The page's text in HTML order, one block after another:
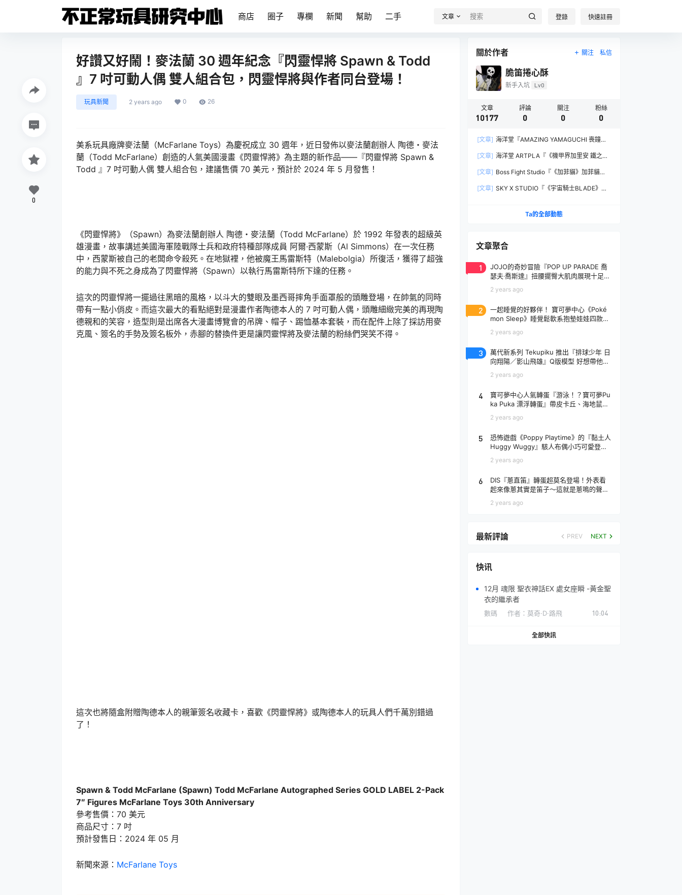
商店 圈子 專欄 新聞 幫助 二手 文章 登錄 快速註冊
好讚又好鬧！麥法蘭 30 週年紀念『閃靈悍將 Spawn & Todd
』7 吋可動人偶 雙人組合包，閃靈悍將與作者同台登場！
玩具新聞 2 years ago 0 26
美系玩具廠牌麥法蘭（McFarlane Toys）為慶祝成立 30 週年，近日發佈以麥法蘭創辦人 陶德・麥法
蘭（Todd McFarlane）創造的人氣美國漫畫《閃靈悍將》為主題的新作品——『閃靈悍將 Spawn &
Todd 』7 吋可動人偶 雙人組合包，建議售價 70 美元，預計於 2024 年 5 月發售！
《閃靈悍將》（Spawn）為麥法蘭創辦人 陶德・麥法蘭（Todd McFarlane）於 1992 年發表的超級英
雄漫畫，故事講述美國海軍陸戰隊士兵和政府特種部隊成員 阿爾·西蒙斯（Al Simmons）在一次任務
中，西蒙斯被自己的老闆命令殺死。在地獄裡，他被魔王馬雷斯特（Malebolgia）所復活，獲得了超強
的能力與不死之身成為了閃靈悍將（Spawn）以執行馬雷斯特所下達的任務。
這次的閃靈悍將一擺過往黑暗的風格，以斗大的雙眼及墨西哥摔角手面罩般的頭雕登場，在帥氣的同時
帶有一點小俏皮。而這次最大的看點絕對是漫畫作者陶德本人的 7 吋可動人偶，頭雕細緻完美的再現陶
德親和的笑容，造型則是出席各大漫畫博覽會的吊牌、帽子、踢恤基本套裝，而在配件上除了採訪用麥
克風、簽名的手勢及簽名板外，赤腳的替換件更是讓閃靈悍將及麥法蘭的粉絲們哭笑不得。
這次也將隨盒附贈陶德本人的親筆簽名收藏卡，喜歡《閃靈悍將》或陶德本人的玩具人們千萬別錯過
了！
Spawn & Todd McFarlane (Spawn) Todd McFarlane Autographed Series GOLD LABEL 2-Pack
7″ Figures McFarlane Toys 30th Anniversary
參考售價：70 美元
商品尺寸：7 吋
預計發售日：2024 年 05 月
新聞來源： McFarlane Toys
0
關於作者 關注 私信
脆笛捲心酥
新手入坑 Lv0
文章
10177
評論
0
關注
0
粉絲
0
[文章] 海洋堂『AMAZING YAMAGUCHI 喪鐘
之刃與大魄力火焰特效！
[文章] 海洋堂 ARTPLA『《機甲界加里安 鐵之紋
規再現！
[文章] Boss Fight Studio『《加菲貓》加菲貓
受到的龐大份量！
[文章] SKY X STUDIO『《宇宙騎士BLADE》
Ta的全部動態
文章聚合
1
JOJO的奇妙冒險『POP UP PARADE 喬
瑟夫‧喬斯達』扭腰擺臀大肌肉展現十足騷
2 years ago
2
一起睡覺的好夥伴！ 寶可夢中心《Poké
mon Sleep》睡覺鬆軟系抱墊娃娃四款登
2 years ago
3
萬代新系列 Tekupiku 推出『排球少年 日
向翔陽／影山飛雄』Q版模型 好想帶他出
2 years ago
4
寶可夢中心人氣轉蛋『游泳！？寶可夢Pu
ka Puka 漂浮轉蛋』帶皮卡丘、海地鼠去
2 years ago
5
恐怖遊戲《Poppy Playtime》的『黏土人
Huggy Wuggy』駭人布偶小巧可愛登
2 years ago
6
DIS『蔥直笛』轉蛋超莫名登場！外表看
起來像蔥其實是笛子～這就是蔥鳴的聲音
2 years ago
最新評論 PREV NEXT
快讯
12月 魂限 聖衣神話EX 處女座瞬 -黃金聖
衣的繼承者
數碼 作者： 莫奇·D·路飛 10:04
全部快訊